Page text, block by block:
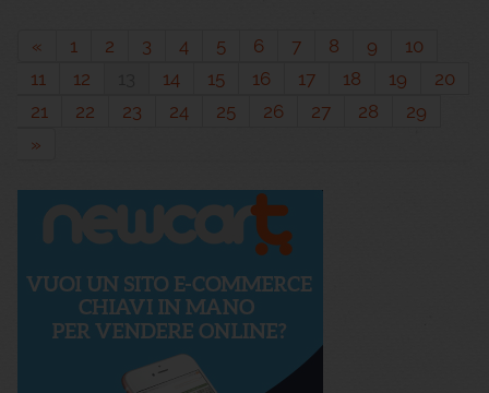
« 1 2 3 4 5 6 7 8 9
10
11
12 14 15 16 17 18 19
20
21
22 23 24 25 26 27 28
29
»